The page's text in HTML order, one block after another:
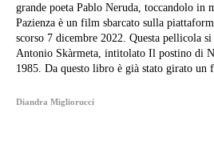
grande poeta Pablo Neruda, toccandolo in modo
Pazienza è un film sbarcato sulla
scorso 7 dicembre 2022. Questa pellicola
Antonio Skàrmeta, intitolato Il postino di
1985. Da questo libro è già stato girato un
Diandra Migliorucci